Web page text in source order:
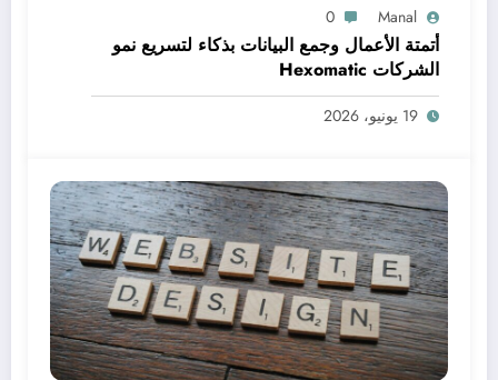
Manal
0
أتمتة الأعمال وجمع البيانات بذكاء لتسريع نمو
الشركات Hexomatic
19 يونيو، 2026